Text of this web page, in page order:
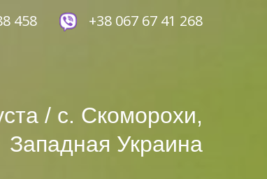
/ с. Скоморохи,
Западная Украина
+38 067 67 41 268
458